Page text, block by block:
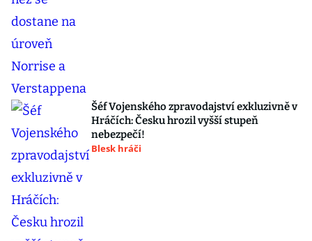
Šéf Vojenského zpravodajství exkluzivně v
Hráčích: Česku hrozil vyšší stupeň
nebezpečí!
Blesk hráči